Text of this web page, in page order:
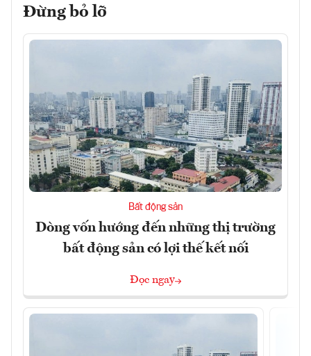
Đừng bỏ lỡ
Bất động sản
Dòng vốn hướng đến những thị trường
bất động sản có lợi thế kết nối
Đọc ngay